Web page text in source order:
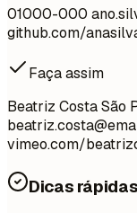
01000-000
github.com/
Faça assim
Beatriz Costa São
vimeo.com/
Dicas rápidas